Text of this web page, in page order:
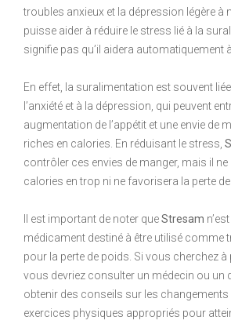
troubles anxieux et la dépression légère à
puisse aider à réduire le stress lié à la
signifie pas qu’il aidera automatiquement
En effet, la suralimentation est souvent
l’anxiété et à la dépression, qui peuvent
augmentation de l’appétit et une envie de
riches en calories. En réduisant le stress,
contrôler ces envies de manger, mais il ne
calories en trop ni ne favorisera la perte
Il est important de noter queStresam
médicament destiné à être utilisé comme
pour la perte de poids. Si vous cherchez à
vous devriez consulter un médecin ou un
obtenir des conseils sur les changements
exercices physiques appropriés pour